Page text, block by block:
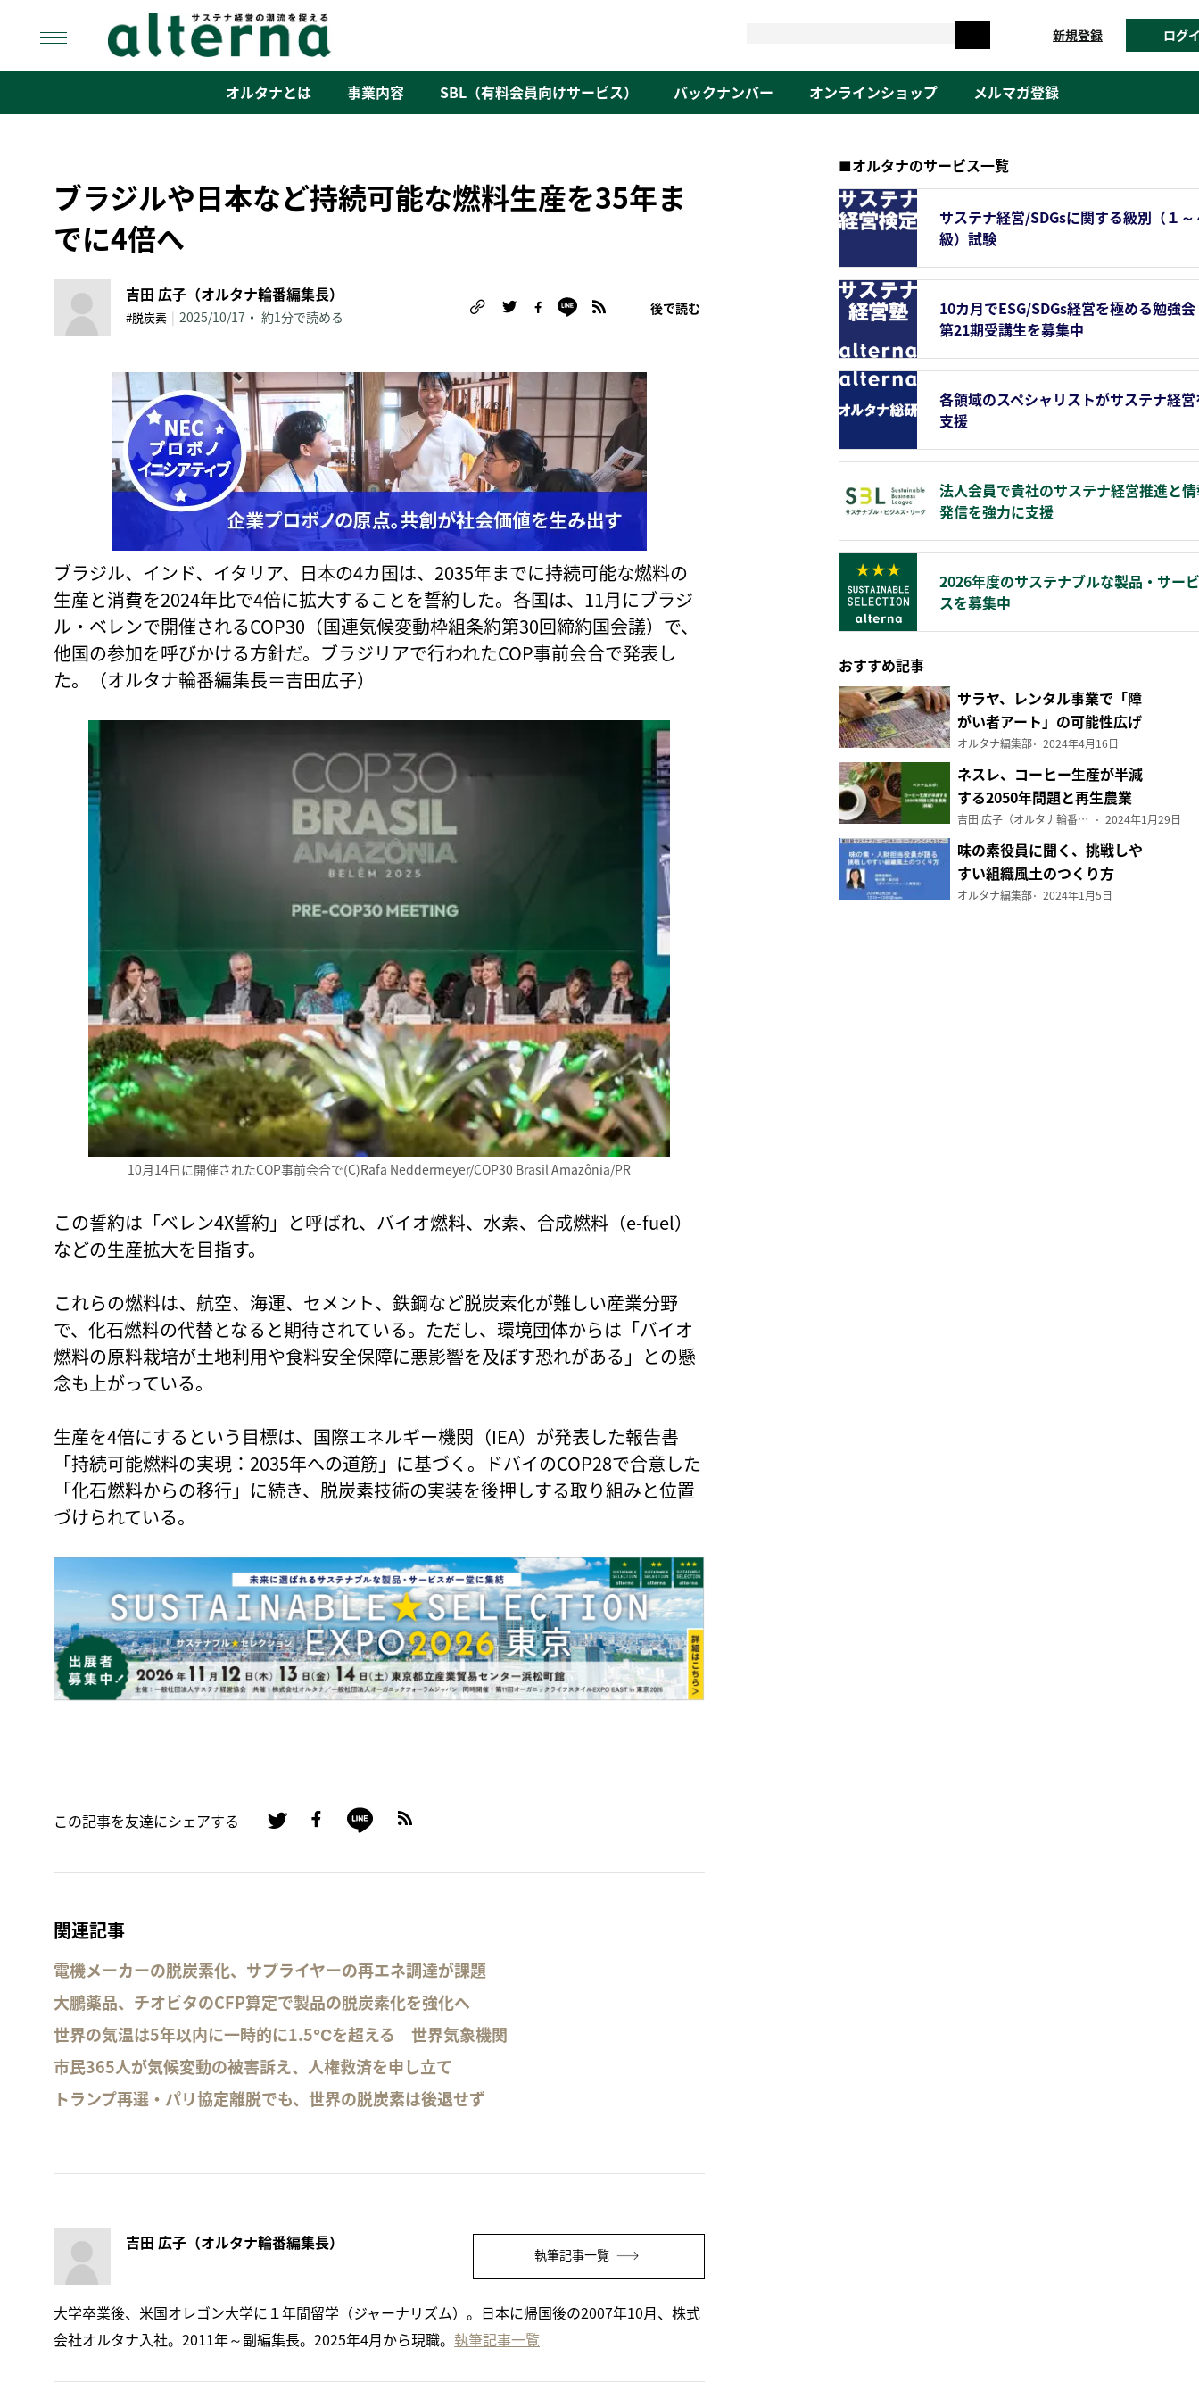
content
新規登録 ログ
オルタナとは 事業内容 SBL（有料会員向けサービス） バックナンバー オンラインショップ メルマガ登録
ブラジルや日本など持続可能な燃料生産を35年ま
でに4倍へ
吉田 広子（オルタナ輪番編集長）
#脱炭素 | 2025/10/17 約1分で読める
後で読む
ブラジル、インド、イタリア、日本の4カ国は、2035年までに持続可能な燃料の
生産と消費を2024年比で4倍に拡大することを誓約した。各国は、11月にブラジ
ル・ベレンで開催されるCOP30（国連気候変動枠組条約第30回締約国会議）で、
他国の参加を呼びかける方針だ。ブラジリアで行われたCOP事前会合で発表し
た。（オルタナ輪番編集長＝吉田広子）
10月14日に開催されたCOP事前会合で(C)Rafa Neddermeyer/COP30 Brasil Amazônia/PR
この誓約は「ベレン4X誓約」と呼ばれ、バイオ燃料、水素、合成燃料（e-fuel）
などの生産拡大を目指す。
これらの燃料は、航空、海運、セメント、鉄鋼など脱炭素化が難しい産業分野
で、化石燃料の代替となると期待されている。ただし、環境団体からは「バイオ
燃料の原料栽培が土地利用や食料安全保障に悪影響を及ぼす恐れがある」との懸
念も上がっている。
生産を4倍にするという目標は、国際エネルギー機関（IEA）が発表した報告書
「持続可能燃料の実現：2035年への道筋」に基づく。ドバイのCOP28で合意した
「化石燃料からの移行」に続き、脱炭素技術の実装を後押しする取り組みと位置
づけられている。
この記事を友達にシェアする
関連記事
電機メーカーの脱炭素化、サプライヤーの再エネ調達が課題
大鵬薬品、チオビタのCFP算定で製品の脱炭素化を強化へ
世界の気温は5年以内に一時的に1.5℃を超える 世界気象機関
市民365人が気候変動の被害訴え、人権救済を申し立て
トランプ再選・パリ協定離脱でも、世界の脱炭素は後退せず
吉田 広子（オルタナ輪番編集長）
執筆記事一覧
大学卒業後、米国オレゴン大学に１年間留学（ジャーナリズム）。日本に帰国後の2007年10月、株式
会社オルタナ入社。2011年～副編集長。2025年4月から現職。 執筆記事一覧
■オルタナのサービス一覧
サステナ経営/SDGsに関する級別（１～
級）試験
10カ月でESG/SDGs経営を極める勉強
第21期受講生を募集中
各領域のスペシャリストがサステナ経
支援
法人会員で貴社のサステナ経営推進と
発信を強力に支援
2026年度のサステナブルな製品・サービ
スを募集中
おすすめ記事
サラヤ、レンタル事業で「障
がい者アート」の可能性広げ
る
オルタナ編集部 2024年4月16日
ネスレ、コーヒー生産が半減
する2050年問題と再生農業
（前編）
吉田 広子（オルタナ輪番編集長） 2024年1月29日
味の素役員に聞く、挑戦しや
すい組織風土のつくり方
オルタナ編集部 2024年1月5日